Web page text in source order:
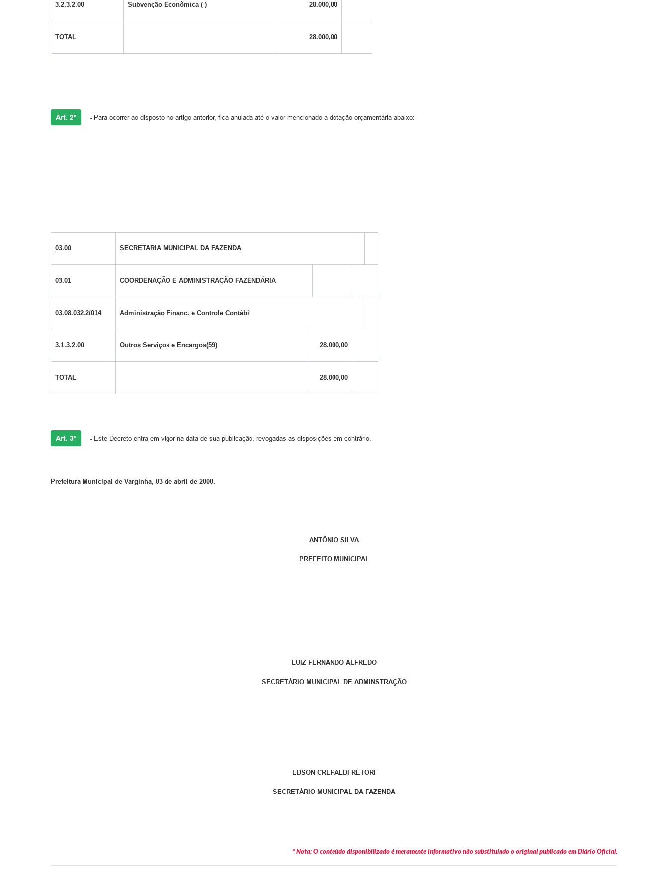
3.2.3.2.00 Subvenção Econômica ( ) 28.000,00
TOTAL 28.000,00
Art. 2º - Para ocorrer ao disposto no artigo anterior, fica anulada até o valor mencionado a dotação orçamentária abaixo:
03.00 SECRETARIA MUNICIPAL DA FAZENDA
03.01 COORDENAÇÃO E ADMINISTRAÇÃO FAZENDÁRIA
03.08.032.2/014 Administração Financ. e Controle Contábil
3.1.3.2.00 Outros Serviços e Encargos(59) 28.000,00
TOTAL 28.000,00
Art. 3º - Este Decreto entra em vigor na data de sua publicação, revogadas as disposições em contrário.
Prefeitura Municipal de Varginha, 03 de abril de 2000.
ANTÔNIO SILVA
PREFEITO MUNICIPAL
LUIZ FERNANDO ALFREDO
SECRETÁRIO MUNICIPAL DE ADMINSTRAÇÃO
EDSON CREPALDI RETORI
SECRETÁRIO MUNICIPAL DA FAZENDA
* Nota: O conteúdo disponibilizado é meramente informativo não substituindo o original publicado em Diário Oficial.